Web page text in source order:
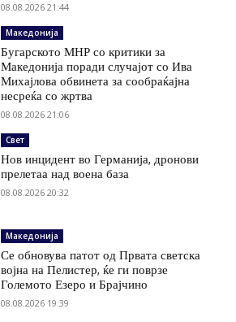
08.08.2026 21:44
Македонија
Бугарското МНР со критики за
Македонија поради случајот со Ива
Михајлова обвинета за сообраќајна
несреќа со жртва
08.08.2026 21:06
Свет
Нов инцидент во Германија, дронови
прелетаа над воена база
08.08.2026 20:32
Македонија
Се обновува патот од Првата светска
војна на Пелистер, ќе ги поврзе
Големото Езеро и Брајчино
08.08.2026 19:39